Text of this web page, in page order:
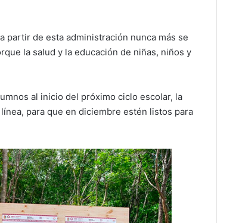
partir de esta administración nunca más se
la salud y la educación de niñas, niños y
al inicio del próximo ciclo escolar, la
para que en diciembre estén listos para